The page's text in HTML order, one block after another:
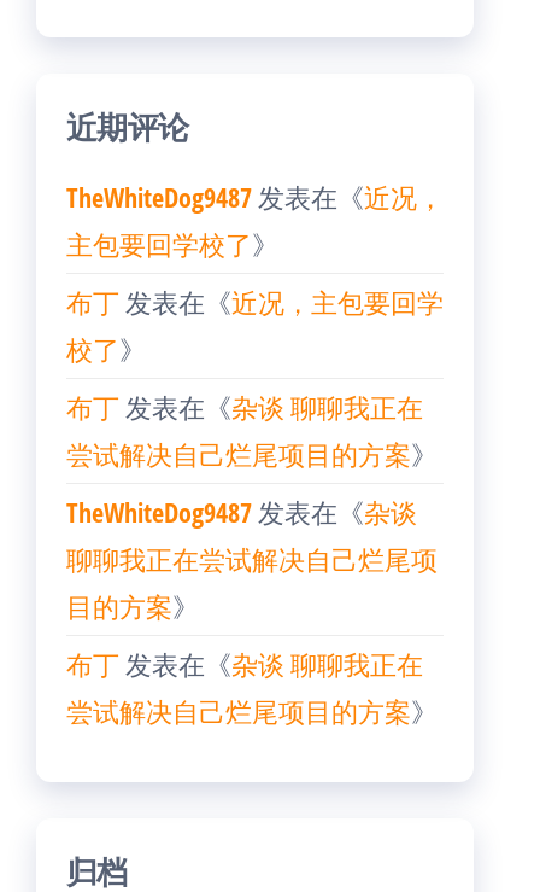
近期评论
TheWhiteDog9487 发表在《近况，
主包要回学校了》
布丁 发表在《近况，主包要回学
校了》
布丁 发表在《杂谈 聊聊我正在
尝试解决自己烂尾项目的方案》
TheWhiteDog9487 发表在《杂谈
聊聊我正在尝试解决自己烂尾项
目的方案》
布丁 发表在《杂谈 聊聊我正在
尝试解决自己烂尾项目的方案》
归档